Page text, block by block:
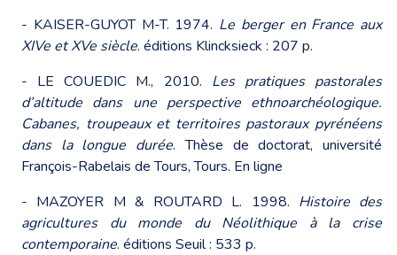
- KAISER-GUYOT M-T. 1974. Le berger en France aux
XIVe et XVe siècle. éditions Klincksieck : 207 p.
- LE COUEDIC M., 2010. Les pratiques pastorales
d’altitude dans une perspective ethnoarchéologique.
Cabanes, troupeaux et territoires pastoraux pyrénéens
dans la longue durée. Thèse de doctorat, université
François-Rabelais de Tours, Tours. En ligne
- MAZOYER M & ROUTARD L. 1998. Histoire des
agricultures du monde du Néolithique à la crise
contemporaine. éditions Seuil : 533 p.